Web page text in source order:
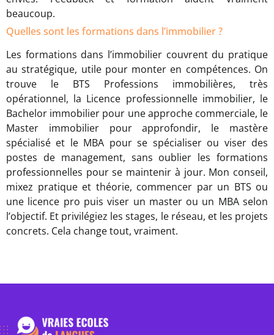
beaucoup.
Quelles sont les formations dans l’immobilier ?
Les formations dans l’immobilier couvrent du pratique
au stratégique, utile pour monter en compétences. On
trouve le BTS Professions immobilières, très
opérationnel, la Licence professionnelle immobilier, le
Bachelor immobilier pour une approche commerciale, le
Master immobilier pour approfondir, le mastère
spécialisé et le MBA pour se spécialiser ou viser des
postes de management, sans oublier les formations
professionnelles pour se maintenir à jour. Mon conseil,
mixez pratique et théorie, commencer par un BTS ou
une licence pro puis viser un master ou un MBA selon
l’objectif. Et privilégiez les stages, le réseau, et les projets
concrets. Cela change tout, vraiment.